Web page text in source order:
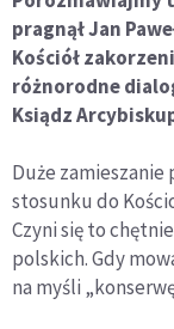
pragnął Jan
Kościół
różnorodne
Ksiądz
Duże
stosunku do
Czyni się to
polskich. Gdy
na myśli